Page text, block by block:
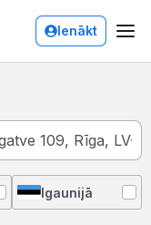
Ienākt
Igaunijā